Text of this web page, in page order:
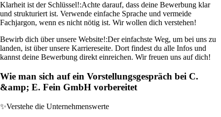
Klarheit ist der Schlüssel!:Achte darauf, dass deine Bewerbung klar
und strukturiert ist. Verwende einfache Sprache und vermeide
Fachjargon, wenn es nicht nötig ist. Wir wollen dich verstehen!
Bewirb dich über unsere Website!:Der einfachste Weg, um bei uns zu
landen, ist über unsere Karriereseite. Dort findest du alle Infos und
kannst deine Bewerbung direkt einreichen. Wir freuen uns auf dich!
Wie man sich auf ein Vorstellungsgespräch bei C.
&amp; E. Fein GmbH vorbereitet
✨Verstehe die Unternehmenswerte